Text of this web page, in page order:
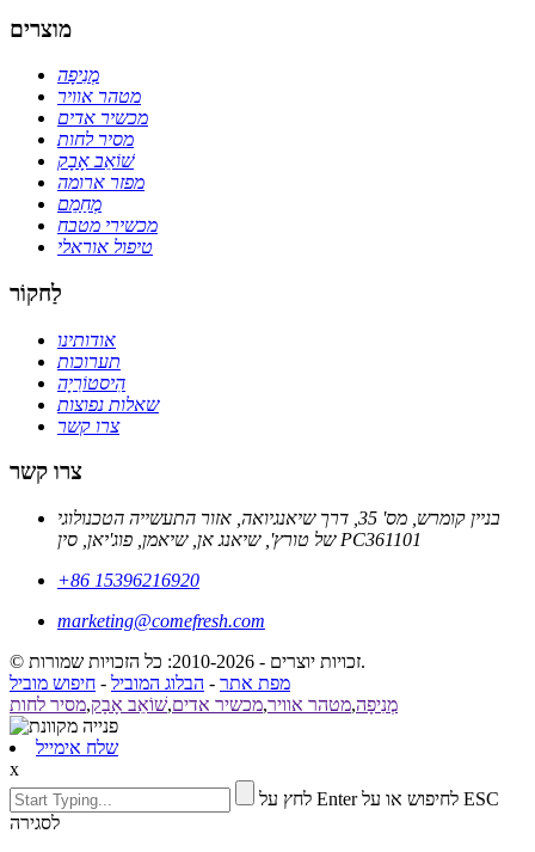
מוצרים
מְנִיפָה
מטהר אוויר
מכשיר אדים
מסיר לחות
שׁוֹאֵב אָבָק
מפזר ארומה
מְחַמֵם
מכשירי מטבח
טיפול אוראלי
לַחקוֹר
אודותינו
תערוכות
הִיסטוֹרִיָה
שאלות נפוצות
צרו קשר
צרו קשר
בניין קומרש, מס' 35, דרך שיאנגיואה, אזור התעשייה הטכנולוגי
של טורץ', שיאנג אן, שיאמן, פוג'יאן, סין PC361101
+86 15396216920
marketing@comefresh.com
© זכויות יוצרים - 2010-2026: כל הזכויות שמורות.
מפת אתר - הבלוג המוביל - חיפוש מוביל
מְנִיפָה,מטהר אוויר,מכשיר אדים,שׁוֹאֵב אָבָק,מסיר לחות
שלח אימייל
x
לחץ על Enter לחיפוש או על ESC
לסגירה